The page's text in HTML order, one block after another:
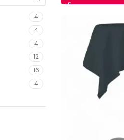
4
4
4
12
16
4